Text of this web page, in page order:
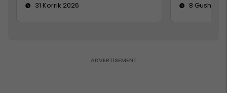
31 Korrik 2026
8 Gusht